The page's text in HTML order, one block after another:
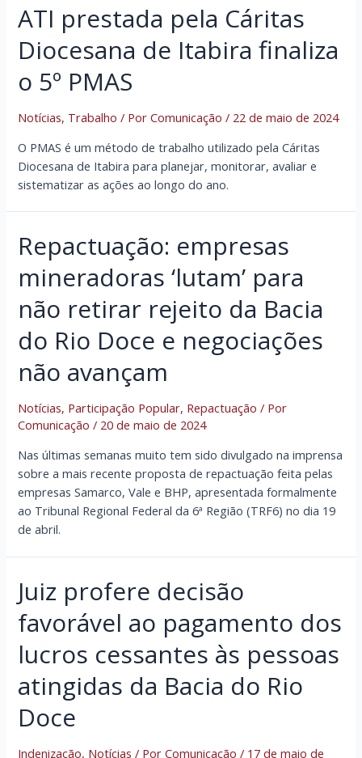
01
e
02
aprovados
Edital
Multiplica
Rio
Doce
ATI prestada pela Cáritas
Diocesana de Itabira finaliza
o 5º PMAS
Notícias, Trabalho / PorComunicação/ 22 de maio de 2024
O PMAS é um método de trabalho utilizado pela Cáritas
Diocesana de Itabira para planejar, monitorar, avaliar e
sistematizar as ações ao longo do ano.
Repactuação: empresas
mineradoras ‘lutam’ para
não retirar rejeito da Bacia
do Rio Doce e negociações
não avançam
Notícias, Participação Popular, Repactuação / Por
Comunicação/ 20 de maio de 2024
Nas últimas semanas muito tem sido divulgado na imprensa
sobre a mais recente proposta de repactuação feita pelas
empresas Samarco, Vale e BHP, apresentada formalmente
ao Tribunal Regional Federal da 6ª Região (TRF6) no dia 19
de abril.
Juiz profere decisão
favorável ao pagamento dos
lucros cessantes às pessoas
atingidas da Bacia do Rio
Doce
Indenização, Notícias / PorComunicação/ 17 de maio de